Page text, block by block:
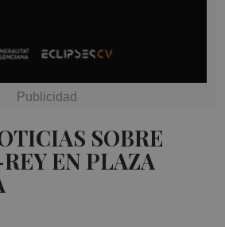
SOBRE
EN PLAZA